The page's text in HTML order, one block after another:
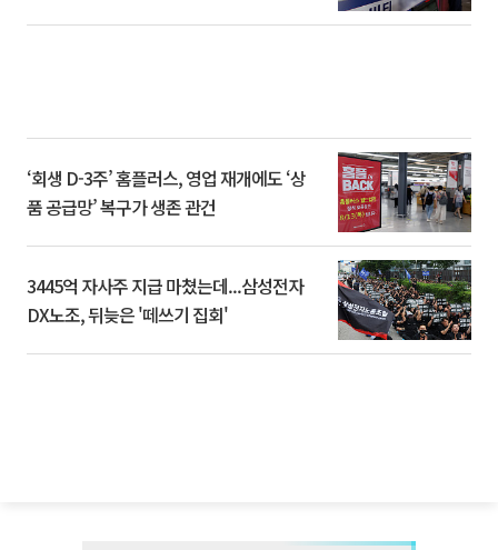
‘회생 D-3주’ 홈플러스, 영업 재개에도 ‘상
품 공급망’ 복구가 생존 관건
3445억 자사주 지급 마쳤는데...삼성전자
DX노조, 뒤늦은 '떼쓰기 집회'